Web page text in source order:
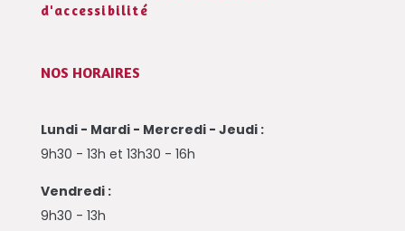
d'accessibilité
NOS HORAIRES
Lundi - Mardi - Mercredi - Jeudi :
9h30 - 13h et 13h30 - 16h
Vendredi :
9h30 - 13h